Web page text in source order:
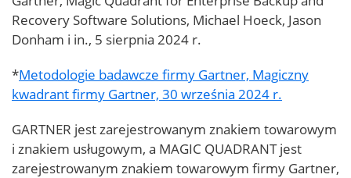
Recovery Software Solutions, Michael Hoeck, Jason
Donham i in., 5 sierpnia 2024 r.
*Metodologie badawcze firmy Gartner, Magiczny
kwadrant firmy Gartner, 30 września 2024 r.
GARTNER jest zarejestrowanym znakiem towarowym
i znakiem usługowym, a MAGIC QUADRANT jest
zarejestrowanym znakiem towarowym firmy Gartner,